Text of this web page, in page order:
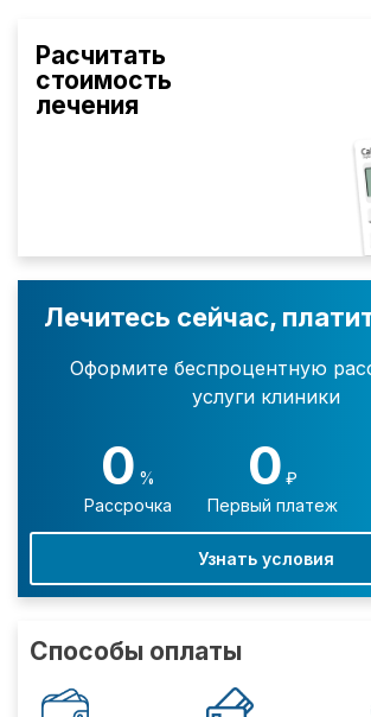
Расчитать
стоимость
лечения
Лечитесь сейчас,
Оформите беспроцентную
услуги клиники
0 %
Рассрочка
0 ₽
Первый платеж
Узнать условия
Способы оплаты